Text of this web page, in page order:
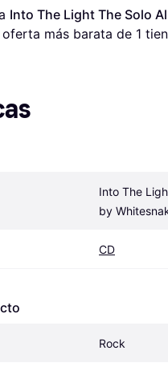
Into The Light The Solo
más barata de 1
Into The
by
CD
Rock